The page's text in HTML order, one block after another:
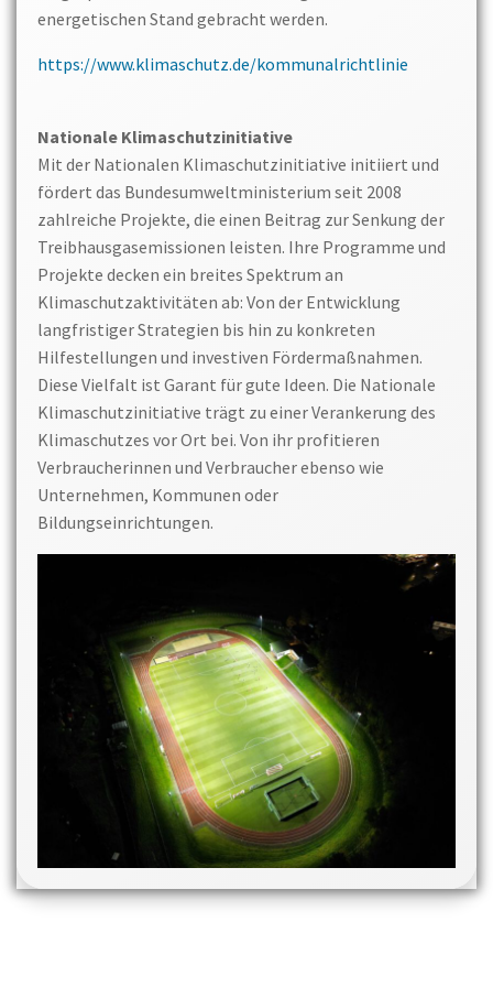
energetischen Stand gebracht werden.
https://www.klimaschutz.de/kommunalrichtlinie
Nationale Klimaschutzinitiative
Mit der Nationalen Klimaschutzinitiative initiiert und
fördert das Bundesumweltministerium seit 2008
zahlreiche Projekte, die einen Beitrag zur Senkung der
Treibhausgasemissionen leisten. Ihre Programme und
Projekte decken ein breites Spektrum an
Klimaschutzaktivitäten ab: Von der Entwicklung
langfristiger Strategien bis hin zu konkreten
Hilfestellungen und investiven Fördermaßnahmen.
Diese Vielfalt ist Garant für gute Ideen. Die Nationale
Klimaschutzinitiative trägt zu einer Verankerung des
Klimaschutzes vor Ort bei. Von ihr profitieren
Verbraucherinnen und Verbraucher ebenso wie
Unternehmen, Kommunen oder
Bildungseinrichtungen.